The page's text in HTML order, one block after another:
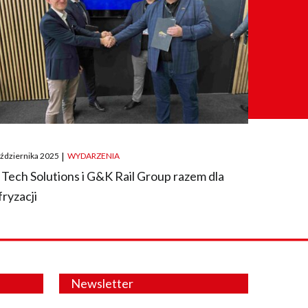
2025 | WYDARZENIA
Tech Solutions i G&K Rail Group razem dla
Newsletter